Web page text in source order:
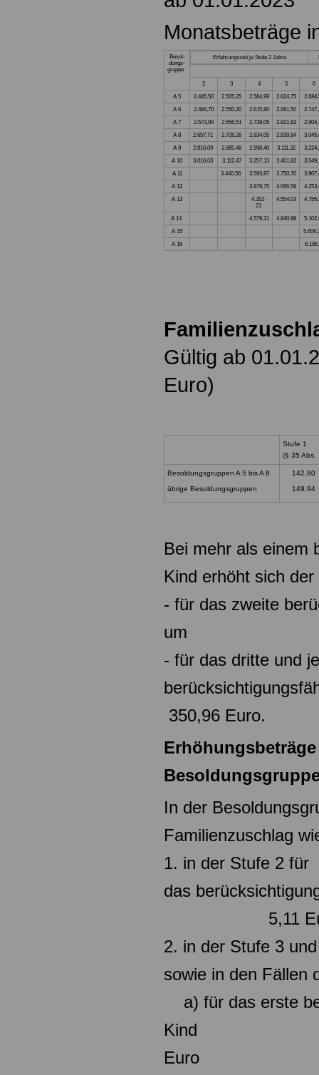
Monatsbeträge
Besol-
dungs-
gruppe
Erfahrungszeit je Stufe 2 Jahre
2 3 4 5
6
A 5
2.445,50 2.505,25 2.564,99 2.624,75
A 6
2.484,70 2.550,30 2.615,90 2.681,50
A 7
2.573,94 2.656,51 2.739,05 2.821,62
A 8
2.657,71 2.728,26 2.834,05 2.939,84
A 9
2.816,09 2.885,48 2.998,40 3.111,32
A 10
3.016,03 3.112,47 3.257,13 3.401,82
A 11
3.440,56 3.593,97 3.750,70
A 12
3.879,75 4.066,58
A 13
4.352-
21
4.554,03
A 14 4.579,31 4.840,98
A 15
A 16
Gültig ab
Euro)
Stufe 1
(§ 35 Abs.
Besoldungsgruppen A 5 bis A 8
übrige Besoldungsgruppen
142,80
149,94
Bei mehr als einem
Kind erhöht sich
- für das zweite
um
- für das dritte und
350,96 Euro.
In der
Familienzuschlag
1. in der Stufe 2 für
das
5,11
2. in der Stufe 3
sowie in den Fällen
a) für das erste
Euro